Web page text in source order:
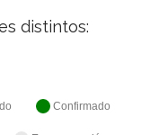
distintos:
Confirmado